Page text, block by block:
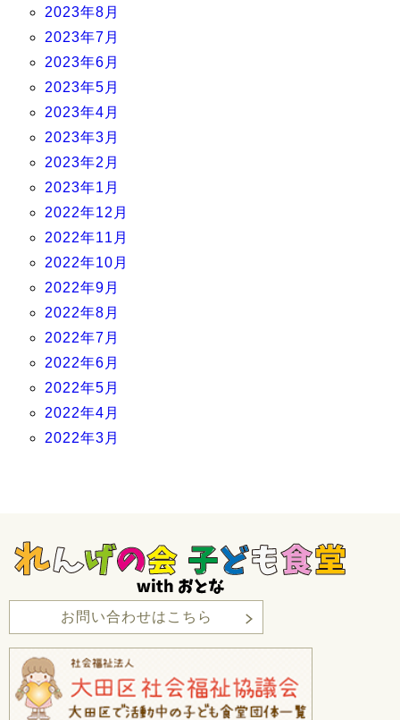
2023年8月
2023年7月
2023年6月
2023年5月
2023年4月
2023年3月
2023年2月
2023年1月
2022年12月
2022年11月
2022年10月
2022年9月
2022年8月
2022年7月
2022年6月
2022年5月
2022年4月
2022年3月
お問い合わせはこちら